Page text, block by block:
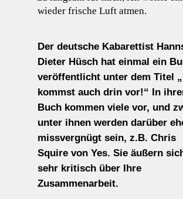
wieder frische Luft atmen.
Der deutsche Kabarettist
Dieter Hüsch hat einmal ein
veröffentlicht unter dem Titel
kommst auch drin vor!“ In
Buch kommen viele vor, und
unter ihnen werden darüber
missvergnügt sein, z.B. Chris
Squire von Yes. Sie äußern
sehr kritisch über Ihre
Zusammenarbeit.